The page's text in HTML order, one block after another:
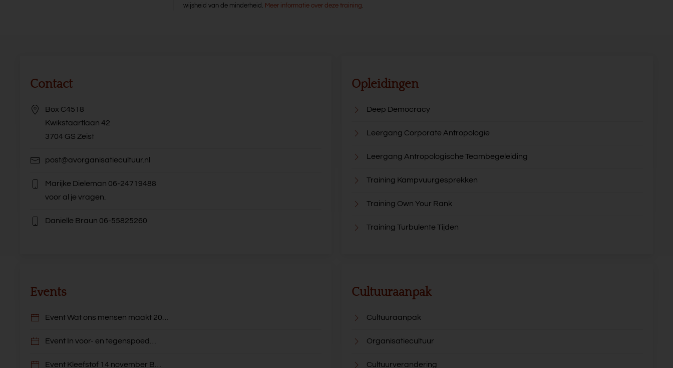
wijsheid van de minderheid. Meer informatie over deze training.
Contact
Box C4518
Kwikstaartlaan 42
3704 GS Zeist
post@avorganisatiecultuur.nl
Marijke Dieleman 06-24719488
voor al je vragen.
Danielle Braun 06-55825260
Opleidingen
Deep Democracy
Leergang Corporate Antropologie
Leergang Antropologische Teambegeleiding
Training Kampvuurgesprekken
Training Own Your Rank
Training Turbulente Tijden
Events
Event Wat ons mensen maakt 20…
Event In voor- en tegenspoed…
Event Kleefstof 14 november B…
Cultuuraanpak
Cultuuraanpak
Organisatiecultuur
Cultuurverandering